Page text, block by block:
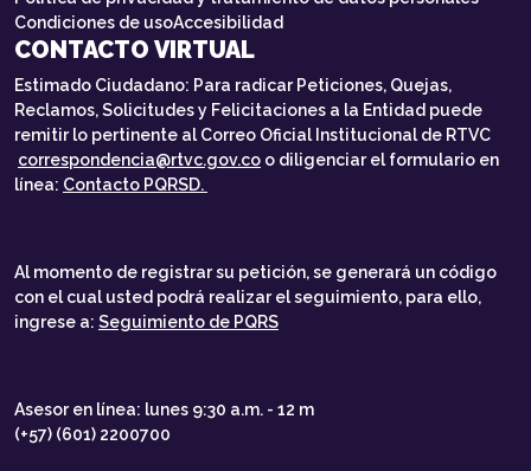
Condiciones de usoAccesibilidad
CONTACTO VIRTUAL
Estimado Ciudadano: Para radicar Peticiones, Quejas,
Reclamos, Solicitudes y Felicitaciones a la Entidad puede
remitir lo pertinente al Correo Oficial Institucional de RTVC
correspondencia@rtvc.gov.co o diligenciar el formulario en
línea: Contacto PQRSD.
Al momento de registrar su petición, se generará un código
con el cual usted podrá realizar el seguimiento, para ello,
ingrese a: Seguimiento de PQRS
Asesor en línea: lunes 9:30 a.m. - 12 m
(+57) (601) 2200700